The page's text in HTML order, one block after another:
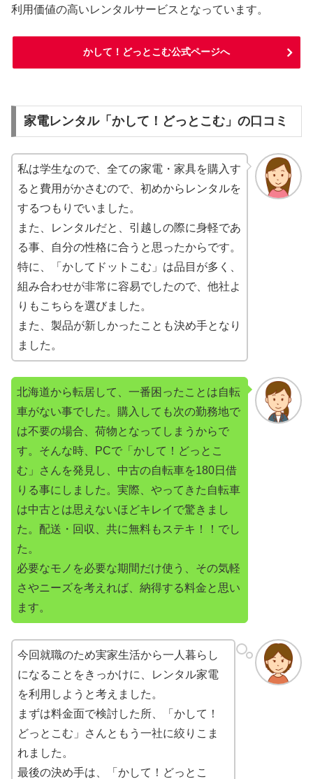
利用価値の高いレンタルサービスとなっています。
かして！どっとこむ公式ページへ
家電レンタル「かして！どっとこむ」の口コミ
私は学生なので、全ての家電・家具を購入す
ると費用がかさむので、初めからレンタルを
するつもりでいました。
また、レンタルだと、引越しの際に身軽であ
る事、自分の性格に合うと思ったからです。
特に、「かしてドットこむ」は品目が多く、
組み合わせが非常に容易でしたので、他社よ
りもこちらを選びました。
また、製品が新しかったことも決め手となり
ました。
北海道から転居して、一番困ったことは自転
車がない事でした。購入しても次の勤務地で
は不要の場合、荷物となってしまうからで
す。そんな時、PCで「かして！どっとこ
む」さんを発見し、中古の自転車を180日借
りる事にしました。実際、やってきた自転車
は中古とは思えないほどキレイで驚きまし
た。配送・回収、共に無料もステキ！！でし
た。
必要なモノを必要な期間だけ使う、その気軽
さやニーズを考えれば、納得する料金と思い
ます。
今回就職のため実家生活から一人暮らし
になることをきっかけに、レンタル家電
を利用しようと考えました。
まずは料金面で検討した所、「かして！
どっとこむ」さんともう一社に絞りこま
れました。
最後の決め手は、「かして！どっとこ